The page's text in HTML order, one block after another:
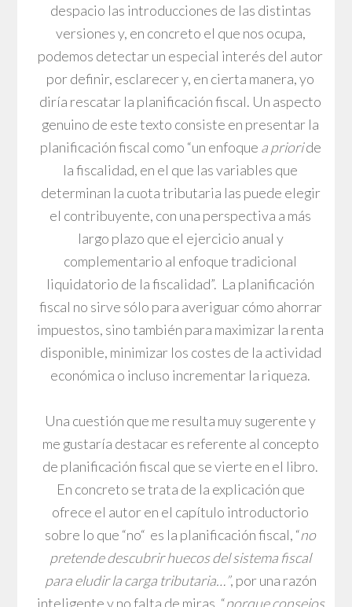
despacio las introducciones de las distintas
versiones y, en concreto el que nos ocupa,
podemos detectar un especial interés del autor
por definir, esclarecer y, en cierta manera, yo
diría rescatar la planificación fiscal. Un aspecto
genuino de este texto consiste en presentar la
planificación fiscal como “un enfoque a prioride
la fiscalidad, en el que las variables que
determinan la cuota tributaria las puede elegir
el contribuyente, con una perspectiva a más
largo plazo que el ejercicio anual y
complementario al enfoque tradicional
liquidatorio de la fiscalidad”. La planificación
fiscal no sirve sólo para averiguar cómo ahorrar
impuestos, sino también para maximizar la renta
disponible, minimizar los costes de la actividad
económica o incluso incrementar la riqueza.
Una cuestión que me resulta muy sugerente y
me gustaría destacar es referente al concepto
de planificación fiscal que se vierte en el libro.
En concreto se trata de la explicación que
ofrece el autor en el capítulo introductorio
sobre lo que “no“ es la planificación fiscal, “no
pretende descubrir huecos del sistema fiscal
para eludir la carga tributaria…”, por una razón
inteligente y no falta de miras, “porque consejos